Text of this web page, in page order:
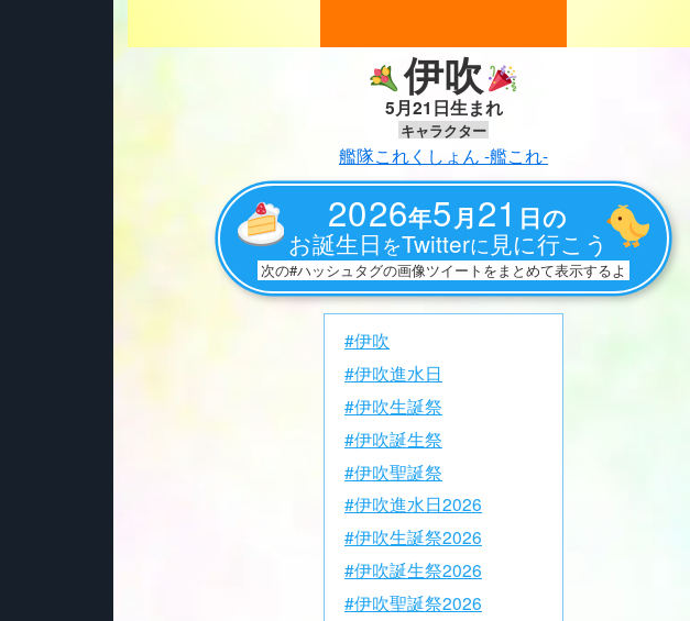
伊吹
5月21日生まれ
キャラクター
艦隊これくしょん -艦これ-
2026年5 月21 日の
お誕生日をTwitterに見に行こう
次の#ハッシュタグの画像ツイートをまとめて表示するよ
#伊吹
#伊吹進水日
#伊吹生誕祭
#伊吹誕生祭
#伊吹聖誕祭
#伊吹進水日2026
#伊吹生誕祭2026
#伊吹誕生祭2026
#伊吹聖誕祭2026